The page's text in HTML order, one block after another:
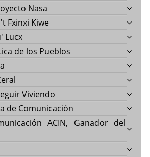
Nasa
Fxinxi Kiwe
Lucx
de los Pueblos
Viviendo
de Comunicación
ACIN, Ganador del